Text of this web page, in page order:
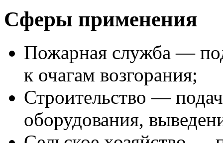
Сферы применения
Пожарная служба —
к очагам возгорания;
Строительство —
оборудования,